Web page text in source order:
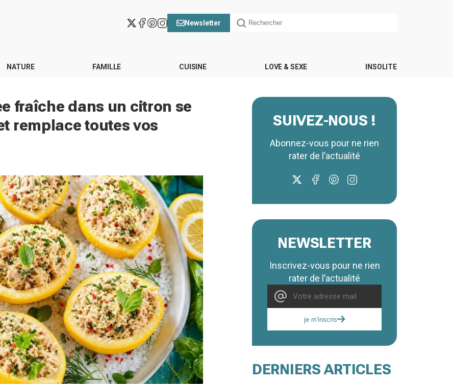
Newsletter
NATURE FAMILLE CUISINE LOVE & SEXE INSOLITE
fraîche dans un citron se
remplace toutes vos
SUIVEZ-NOUS !
Abonnez-vous pour ne rien
rater de l’actualité
NEWSLETTER
Inscrivez-vous pour ne rien
rater de l’actualité
je m'inscris
DERNIERS ARTICLES